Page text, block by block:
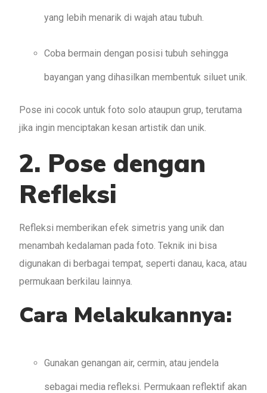
yang lebih menarik di wajah atau tubuh.
Coba bermain dengan posisi tubuh sehingga
bayangan yang dihasilkan membentuk siluet unik.
Pose ini cocok untuk foto solo ataupun grup, terutama
jika ingin menciptakan kesan artistik dan unik.
2. Pose dengan
Refleksi
Refleksi memberikan efek simetris yang unik dan
menambah kedalaman pada foto. Teknik ini bisa
digunakan di berbagai tempat, seperti danau, kaca, atau
permukaan berkilau lainnya.
Cara Melakukannya:
Gunakan genangan air, cermin, atau jendela
sebagai media refleksi. Permukaan reflektif akan